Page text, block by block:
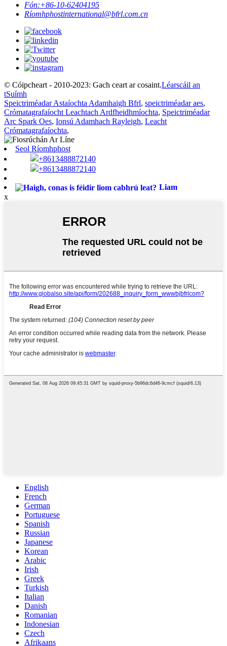
Fón:+86-10-62404195
Ríomhphostinternational@bfrl.com.cn
© Cóipcheart - 2010-2023: Gach ceart ar cosaint.Léarscáil an
tSuímh
Speictriméadar Astaíochta Adamhaigh Bfrl, speictriméadar aes,
Crómatagrafaíocht Leachtach Ardfheidhmíochta, Speictriméadar
Arc Spark Oes, Ionsú Adamhach Rayleigh, Leacht
Crómatagrafaíochta,
Seol Ríomhphost
+8613488872140
+8613488872140
Liam
x
English
French
German
Portuguese
Spanish
Russian
Japanese
Korean
Arabic
Irish
Greek
Turkish
Italian
Danish
Romanian
Indonesian
Czech
Afrikaans